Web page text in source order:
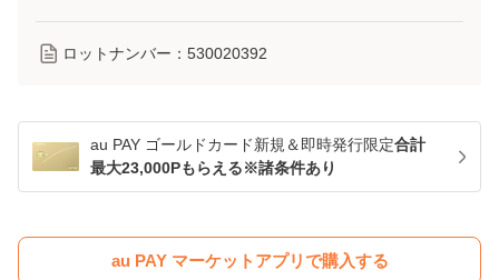
ロットナンバー： 530020392
au PAY ゴールドカード新規＆即時発行限定合計
最大23,000Pもらえる※諸条件あり
au PAY マーケットアプリで購入する